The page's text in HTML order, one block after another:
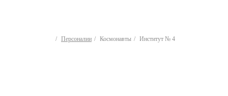
Персоналии Космонавты Институт № 4